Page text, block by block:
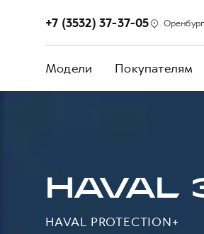
+7 (3532) 37-37-05
Модели Покупателям
HAVAL PROTECTION+